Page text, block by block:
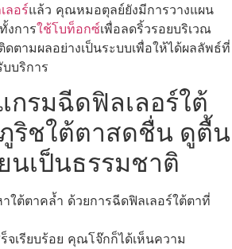
ลอร์แล้ว คุณหมอตุลย์ยังมีการวางแผน
งการใช้โบท็อกซ์เพื่อลดริ้วรอยบริเวณ
ตามผลอย่างเป็นระบบเพื่อให้ได้ผลลัพธ์ที่
บริการ
กรมฉีดฟิลเลอร์ใต้
ริชใต้ตาสดชื่น ดูตื้น
นเป็นธรรมชาติ
จเรียบร้อย คุณโจ๊กก็ได้เห็นความ